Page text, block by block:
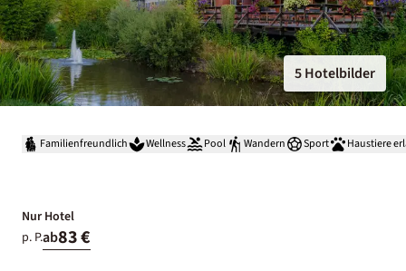
5 Hotelbilder
Familienfreundlich Wellness Pool Wandern Sport Haustiere
Nur Hotel
p. P.ab83 €